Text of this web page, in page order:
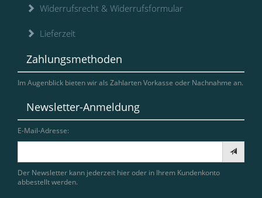
Widerrufsrecht & Widerrufsformular
Lieferzeit
Zahlungsmethoden
Im Augenblick bieten wir als Zahlarten Vorkasse oder Nachnahme an.
Newsletter-Anmeldung
E-Mail-Adresse:
Der Newsletter kann jederzeit hier oder in Ihrem Kundenkonto
abbestellt werden.